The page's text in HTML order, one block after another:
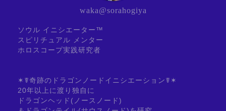
waka@sorahogiya
ソウル イニシエーター™
スピリチュアル メンター
ホロスコープ実践研究者
✶☤奇跡のドラゴンノードイニシエーション☤✶
20年以上に渡り独自に
ドラゴンヘッド(ノースノード)